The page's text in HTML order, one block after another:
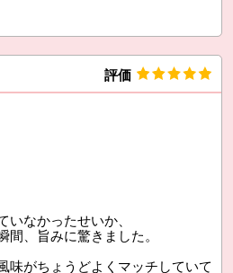
評価
いなかったせいか、
間、旨みに驚きました。
味がちょうどよくマッチしていて